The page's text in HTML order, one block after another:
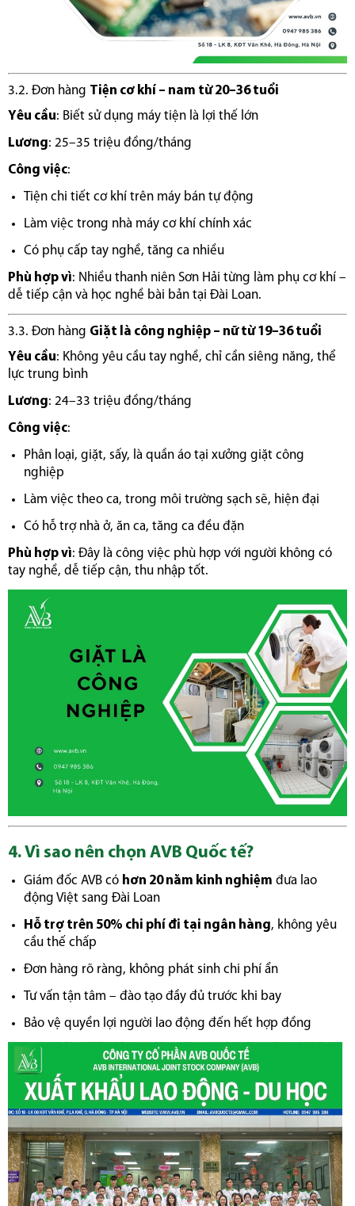
3.2. Đơn hàng Tiện cơ khí – nam từ 20–36 tuổi
Yêu cầu: Biết sử dụng máy tiện là lợi thế lớn
Lương: 25–35 triệu đồng/tháng
Công việc:
Tiện chi tiết cơ khí trên máy bán tự động
Làm việc trong nhà máy cơ khí chính xác
Có phụ cấp tay nghề, tăng ca nhiều
Phù hợp vì: Nhiều thanh niên Sơn Hải từng làm phụ cơ khí –
dễ tiếp cận và học nghề bài bản tại Đài Loan.
3.3. Đơn hàng Giặt là công nghiệp – nữ từ 19–36 tuổi
Yêu cầu: Không yêu cầu tay nghề, chỉ cần siêng năng, thể
lực trung bình
Lương: 24–33 triệu đồng/tháng
Công việc:
Phân loại, giặt, sấy, là quần áo tại xưởng giặt công
nghiệp
Làm việc theo ca, trong môi trường sạch sẽ, hiện đại
Có hỗ trợ nhà ở, ăn ca, tăng ca đều đặn
Phù hợp vì: Đây là công việc phù hợp với người không có
tay nghề, dễ tiếp cận, thu nhập tốt.
4. Vì sao nên chọn AVB Quốc tế?
Giám đốc AVB có hơn 20 năm kinh nghiệm đưa lao
động Việt sang Đài Loan
Hỗ trợ trên 50% chi phí đi tại ngân hàng, không yêu
cầu thế chấp
Đơn hàng rõ ràng, không phát sinh chi phí ẩn
Tư vấn tận tâm – đào tạo đầy đủ trước khi bay
Bảo vệ quyền lợi người lao động đến hết hợp đồng